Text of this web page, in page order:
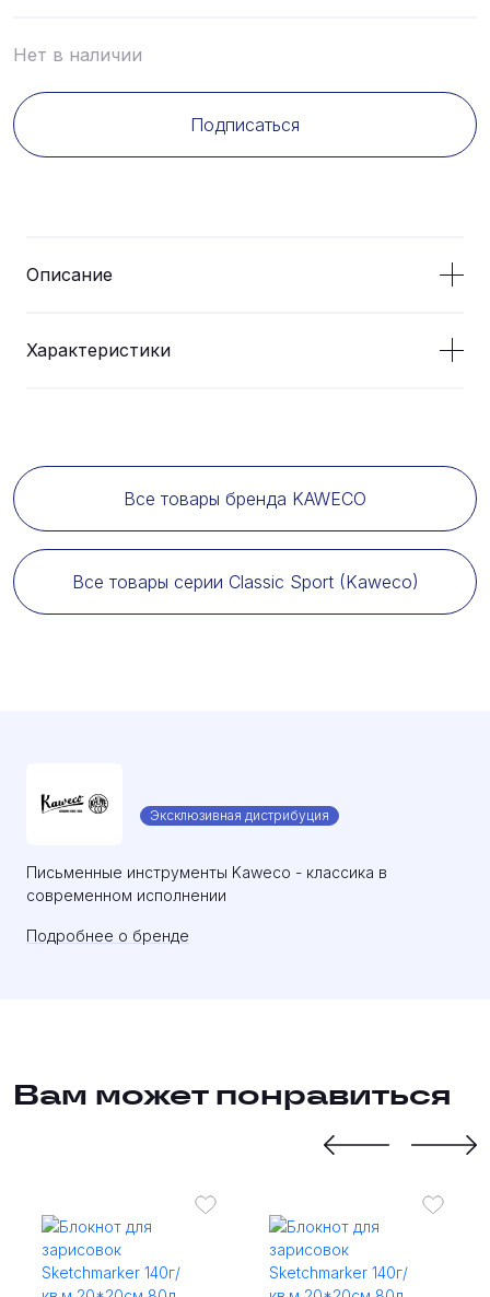
Нет в наличии
Подписаться
Описание
Характеристики
Все товары бренда KAWECO
Все товары серии Classic Sport (Kaweco)
Эксклюзивная дистрибуция
Письменные инструменты Kaweco - классика в
современном исполнении
Подробнее о бренде
Вам может понравиться